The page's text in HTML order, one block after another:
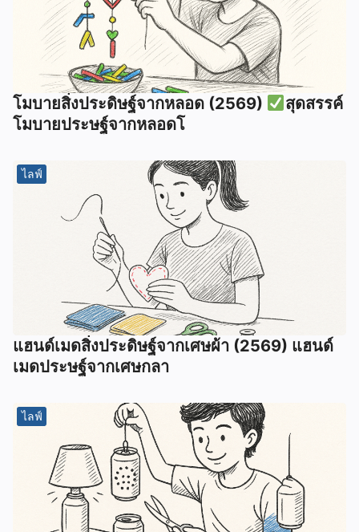
โมบายสิ่งประดิษฐ์จากหลอด (2569)
สุดสรรค์
โมบายประษฐ์จากหลอดโ
ไลฟ์
แฮนด์เมดสิ่งประดิษฐ์จากเศษผ้า (2569) แฮนด์
เมดประษฐ์จากเศษกลา
ไลฟ์